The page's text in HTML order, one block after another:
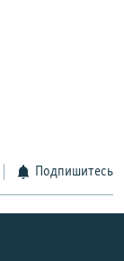
Подпишитесь